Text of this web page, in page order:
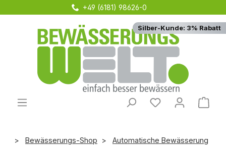
Zum Hauptinhalt springen
Du hast 0
+49 (6181) 98626-0
Silber-Kunde: 3% Rabatt
Bewässerungs-Shop
Automatische Bewässerung